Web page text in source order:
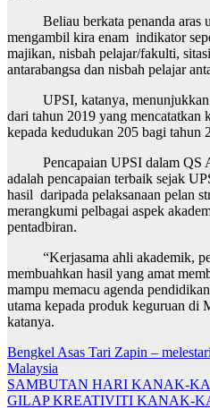
Beliau berkata penanda aras
mengambil kira enam indikator
majikan, nisbah pelajar/fakulti,
antarabangsa dan nisbah pelajar
UPSI, katanya, menunjukkan
dari tahun 2019 yang mencatatkan
kepada kedudukan 205 bagi tahun
Pencapaian UPSI dalam QS
adalah pencapaian terbaik sejak
hasil daripada pelaksanaan pelan
merangkumi pelbagai aspek
pentadbiran.
“Kerjasama ahli akademik,
membuahkan hasil yang amat
mampu memacu agenda
utama kepada produk keguruan di
katanya.
Navigasi
kiriman
Bengkel Asas Tari Zapin –
Malaysia
SAMBUTAN HARI KANAK-
GILAP KREATIVITI KANAK-